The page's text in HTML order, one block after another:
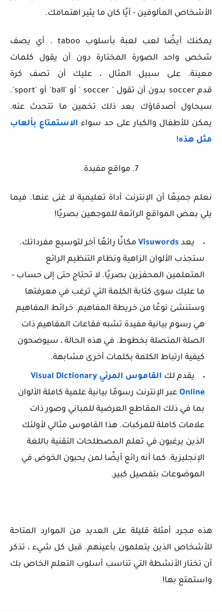
الأشخاص المألوفين - أيًا كان ما يثير اهتمامك.
يمكنك أيضًا لعب لعبة بأسلوب taboo . أي يصف
شخص واحد الصورة المختارة دون أن يقول كلمات
معينة. على سبيل المثال ، عليك أن تصف كرة
قدمsoccer بدون أن تقول ' soccer ' أو 'ball' أو 'sport
'.
سيحاول أصدقاؤك بعد ذلك تخمين ما تتحدث عنه.
يمكن للأطفال والكبار على حد سواء الاستمتاع بألعاب
مثل هذه!
7. مواقع مفيدة
نعلم جميعًا أن الإنترنت أداة تعليمية لا غنى عنها. فيما
يلي بعض المواقع الرائعة للموجهين بصريًا!
يعد Visuwords مكانًا رائعًا آخر لتوسيع مفرداتك.
ستجذب الألوان الزاهية ونظام التنظيم الرائع
المتعلمين المحفزين بصريًا. لا تحتاج حتى إلى حساب -
ما عليك سوى كتابة الكلمة التي ترغب في معرفتها
وستنشئ نوعًا من خريطة المفاهيم. خرائط المفاهيم
هي رسوم بيانية مفيدة تشبه فقاعات المفاهيم ذات
الصلة المتصلة بخطوط. في هذه الحالة ، سيوضحون
كيفية ارتباط الكلمة بكلمات أخرى مشابهة.
يقدم لك القاموس المرئي Visual Dictionary
Online عبر الإنترنت رسومًا بيانية علمية كاملة الألوان
بما في ذلك المقاطع العرضية للمباني وصور ذات
علامات كاملة للمركبات. هذا القاموس مثالي لأولئك
الذين يرغبون في تعلم المصطلحات التقنية باللغة
الإنجليزية. كما أنه رائع أيضًا لمن يحبون الخوض في
الموضوعات بتفصيل كبير.
هذه مجرد أمثلة قليلة على العديد من الموارد المتاحة
للأشخاص الذين يتعلمون بأعينهم. قبل كل شيء ، تذكر
أن تختار الأنشطة التي تناسب أسلوب التعلم الخاص بك
واستمتع بها!